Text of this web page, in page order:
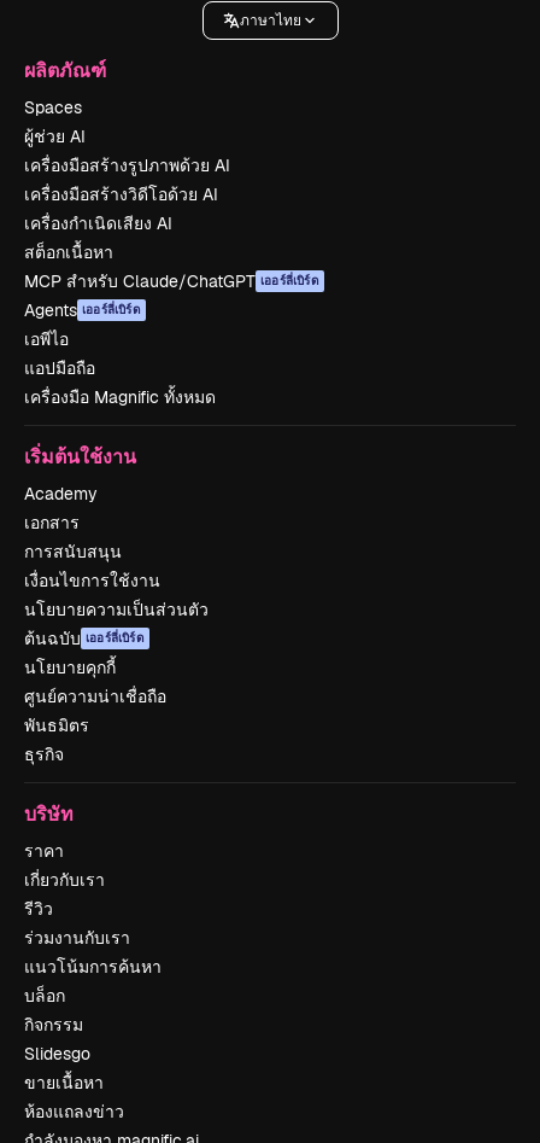
ภาษาไทย
ผลิตภัณฑ์
Spaces
ผู้ช่วย AI
เครื่องมือสร้างรูปภาพด้วย AI
เครื่องมือสร้างวิดีโอด้วย AI
เครื่องกำเนิดเสียง AI
สต็อกเนื้อหา
MCP สำหรับ Claude/ChatGPT เออร์ลี่เบิร์ด
Agents เออร์ลี่เบิร์ด
เอพีไอ
แอปมือถือ
เครื่องมือ Magnific ทั้งหมด
เริ่มต้นใช้งาน
Academy
เอกสาร
การสนับสนุน
เงื่อนไขการใช้งาน
นโยบายความเป็นส่วนตัว
ต้นฉบับ เออร์ลี่เบิร์ด
นโยบายคุกกี้
ศูนย์ความน่าเชื่อถือ
พันธมิตร
ธุรกิจ
บริษัท
ราคา
เกี่ยวกับเรา
รีวิว
ร่วมงานกับเรา
แนวโน้มการค้นหา
บล็อก
กิจกรรม
Slidesgo
ขายเนื้อหา
ห้องแถลงข่าว